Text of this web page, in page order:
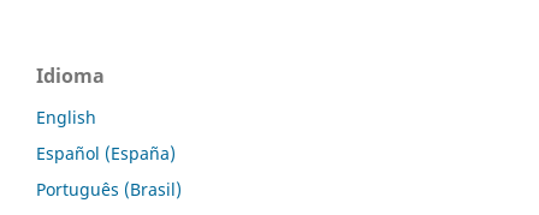
Idioma
English
Español (España)
Português (Brasil)